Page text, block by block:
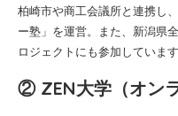
柏崎市や商工会議所と連携し
ー塾」を運営。また、新潟県
ロジェクトにも参加しています
② ZEN大学（オンラ